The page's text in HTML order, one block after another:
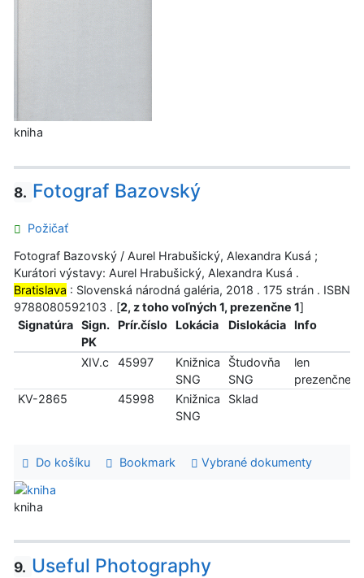
kniha
8. Fotograf Bazovský
Požičať
Fotograf Bazovský / Aurel Hrabušický, Alexandra Kusá ;
Kurátori výstavy: Aurel Hrabušický, Alexandra Kusá .
Bratislava : Slovenská národná galéria, 2018 . 175 strán . ISBN
9788080592103 . [2, z toho voľných 1, prezenčne 1]
Signatúra
Sign.
PK
Prír.číslo Lokácia Dislokácia Info
XIV.c 45997
Knižnica
SNG
Študovňa
SNG
len
prezenčne
KV-2865
45998
Knižnica
SNG
Sklad
Do košíku Bookmark Vybrané dokumenty
kniha
9. Useful Photography